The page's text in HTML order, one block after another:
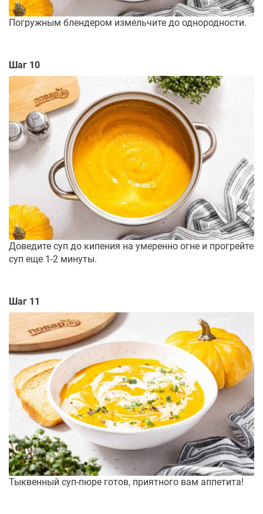
Погружным блендером измельчите до однородности.
Шаг 10
Доведите суп до кипения на умеренно огне и прогрейте
суп еще 1-2 минуты.
Шаг 11
Тыквенный суп-пюре готов, приятного вам аппетита!